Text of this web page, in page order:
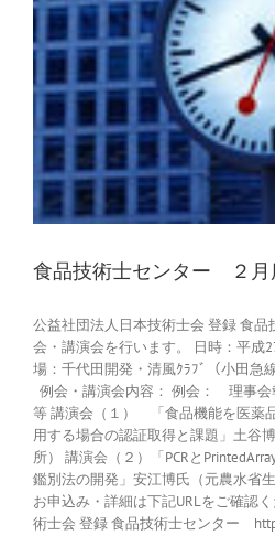
食品技術士センター ２月
公益社団法人日本技術士会 登録 食
会・講演会を行います。 日時：平成
場：千代田開発・清風ｸﾗﾌﾞ（小田急
例会・講演会内容： 例会： 理事会
等 講演会（１） 「食品機能を医薬
用する場合の認証取得と課題」土谷
所） 講演会（２）「PCRと
鑑別法の開発」安江博氏（元農水省
お申込み・詳細は下記URLをご確認
術士会 登録 食品技術士センター